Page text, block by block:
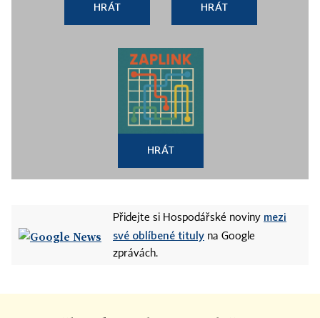
HRÁT HRÁT
HRÁT
Přidejte si Hospodářské noviny mezi
své oblíbené tituly na Google
zprávách.